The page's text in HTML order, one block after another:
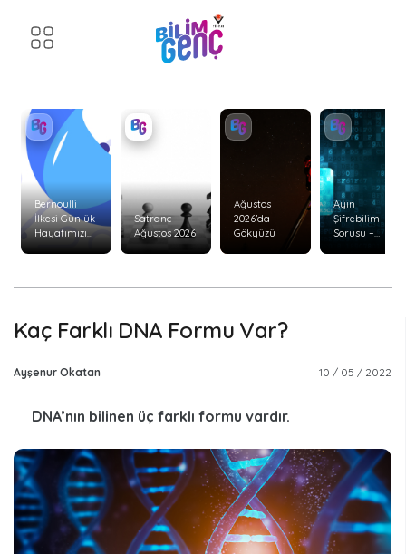
Bernoulli
İlkesi Günlük
Hayatımızı
Nasıl Etkiler?
Satranç
Ağustos 2026
Ağustos
2026’da
Gökyüzü
Ayın
Şifrebilim
Sorusu –
Kaç Farklı DNA Formu Var?
Ayşenur Okatan 10 / 05 / 2022
DNA’nın bilinen üç farklı formu vardır.